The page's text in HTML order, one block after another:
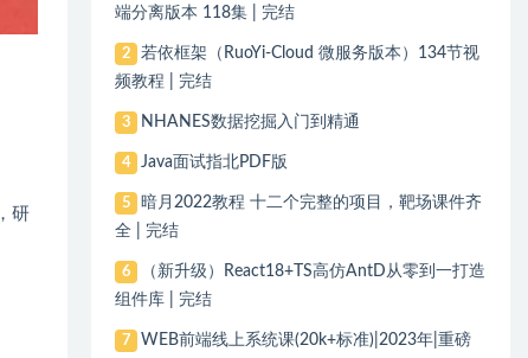
研
端分离版本 118集 | 完结
2
若依框架（RuoYi-Cloud 微服务版本）134节视
频教程 | 完结
3 NHANES数据挖掘入门到精通
4 Java面试指北PDF版
5
暗月2022教程 十二个完整的项目，靶场课件齐
全 | 完结
6
（新升级）React18+TS高仿AntD从零到一打造
组件库 | 完结
7
WEB前端线上系统课(20k+标准)|2023年|重磅